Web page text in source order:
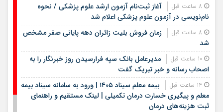
آغاز ثبت‌نام آزمون ارشد علوم پزشکی / نحوه
نام‌نویسی در آزمون علوم پزشکی اعلام شد
زمان فروش بلیت زائران دهه پایانی صفر مشخص
شد
مدیرعامل بانک سپه فرارسیدن روز خبرنگار را به
اصحاب رسانه و خبر تبریک گفت
بیمه معلم سیناد ۱۴۰۵ | ورود به سامانه سیناد بیمه
معلم و پیگیری خسارت درمان تکمیلی | لینک مستقیم و راهنمای
ثبت هزینه‌های درمان